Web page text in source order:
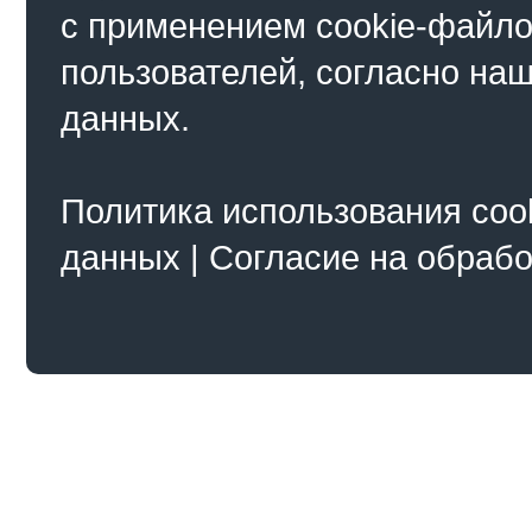
с применением cookie-
пользователей, согласно
данных.
Политика использования
данных | Согласие на